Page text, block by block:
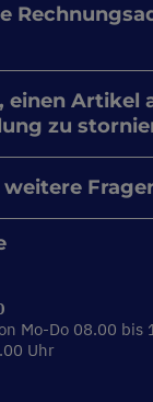
einen Artikel
zu
Mo-Do 08.00 bis
Uhr